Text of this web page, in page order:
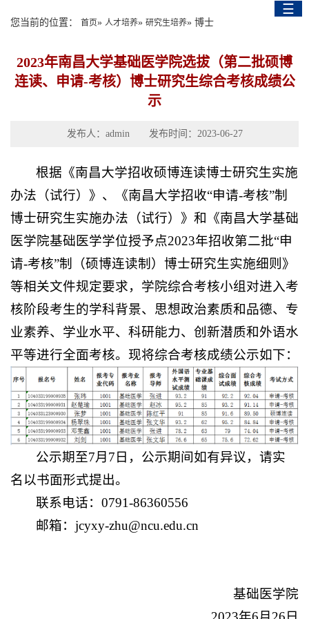
☰
您当前的位置： 首页» 人才培养» 研究生培养» 博士
2023年南昌大学基础医学院选拔（第二批硕博
连读、申请-考核）博士研究生综合考核成绩公
示
发布人：admin 发布时间：2023-06-27
根据《南昌大学招收硕博连读博士研究生实施
办法（试行）》、《南昌大学招收“申请-考核”制
博士研究生实施办法（试行）》和《南昌大学基础
医学院基础医学学位授予点2023年招收第二批“申
请-考核”制（硕博连读制）博士研究生实施细则》
等相关文件规定要求，学院综合考核小组对进入考
核阶段考生的学科背景、思想政治素质和品德、专
业素养、学业水平、科研能力、创新潜质和外语水
平等进行全面考核。现将综合考核成绩公示如下：
公示期至7月7日，公示期间如有异议，请实
名以书面形式提出。
联系电话：0791-86360556
邮箱：jcyxy-zhu@ncu.edu.cn
基础医学院